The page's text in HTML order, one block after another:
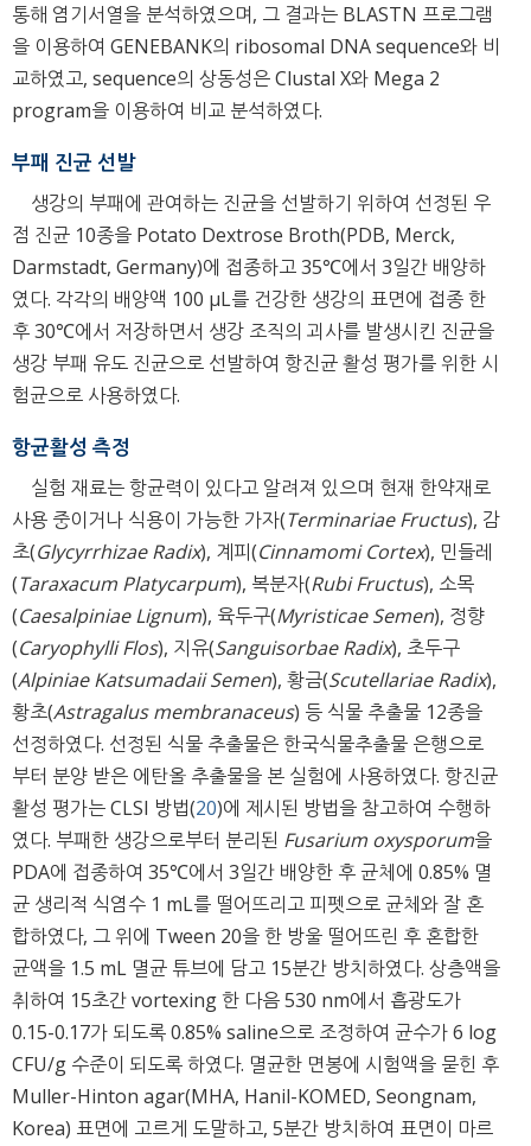
통해 염기서열을 분석하였으며, 그 결과는 BLASTN 프로그램
을 이용하여 GENEBANK의 ribosomal DNA sequence와 비
교하였고, sequence의 상동성은 Clustal X와 Mega 2
program을 이용하여 비교 분석하였다.
부패 진균 선발
생강의 부패에 관여하는 진균을 선발하기 위하여 선정된 우
점 진균 10종을 Potato Dextrose Broth(PDB, Merck,
Darmstadt, Germany)에 접종하고 35℃에서 3일간 배양하
였다. 각각의 배양액 100 μL를 건강한 생강의 표면에 접종 한
후 30℃에서 저장하면서 생강 조직의 괴사를 발생시킨 진균을
생강 부패 유도 진균으로 선발하여 항진균 활성 평가를 위한 시
험균으로 사용하였다.
항균활성 측정
실험 재료는 항균력이 있다고 알려져 있으며 현재 한약재로
사용 중이거나 식용이 가능한 가자(Terminariae Fructus), 감
초(Glycyrrhizae Radix), 계피(Cinnamomi Cortex), 민들레
(Taraxacum Platycarpum), 복분자(Rubi Fructus), 소목
(Caesalpiniae Lignum), 육두구(Myristicae Semen), 정향
(Caryophylli Flos), 지유(Sanguisorbae Radix), 초두구
(Alpiniae Katsumadaii Semen), 황금(Scutellariae Radix),
황초(Astragalus membranaceus) 등 식물 추출물 12종을
선정하였다. 선정된 식물 추출물은 한국식물추출물 은행으로
부터 분양 받은 에탄올 추출물을 본 실험에 사용하였다. 항진균
활성 평가는 CLSI 방법(20)에 제시된 방법을 참고하여 수행하
였다. 부패한 생강으로부터 분리된 Fusarium oxysporum을
PDA에 접종하여 35℃에서 3일간 배양한 후 균체에 0.85% 멸
균 생리적 식염수 1 mL를 떨어뜨리고 피펫으로 균체와 잘 혼
합하였다, 그 위에 Tween 20을 한 방울 떨어뜨린 후 혼합한
균액을 1.5 mL 멸균 튜브에 담고 15분간 방치하였다. 상층액을
취하여 15초간 vortexing 한 다음 530 nm에서 흡광도가
0.15-0.17가 되도록 0.85% saline으로 조정하여 균수가 6 log
CFU/g 수준이 되도록 하였다. 멸균한 면봉에 시험액을 묻힌 후
Muller-Hinton agar(MHA, Hanil-KOMED, Seongnam,
Korea) 표면에 고르게 도말하고, 5분간 방치하여 표면이 마르